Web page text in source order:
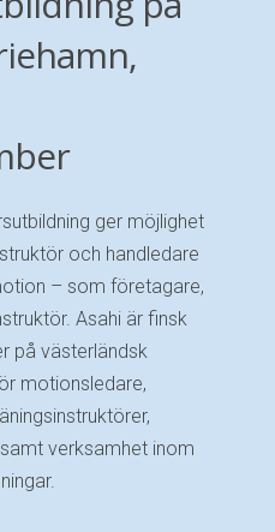
ger möjlighet
och handledare
– som företagare,
Asahi är finsk
på västerländsk
motionsledare,
verksamhet inom